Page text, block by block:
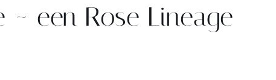
~ een Rose Lineage